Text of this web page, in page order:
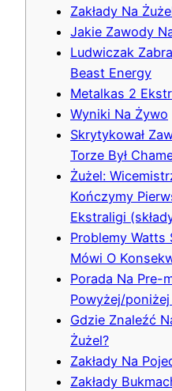
Zakłady Na
Jakie Zawody
Ludwiczak
Beast Energy
Metalkas 2
Wyniki Na Żywo
Skrytykował
Torze Był
Żużel:
Kończymy
Ekstraligi
Problemy Watts
Mówi O
Porada Na Pre-
Powyżej/
Gdzie Znaleźć
Żużel?
Zakłady Na
Zakłady